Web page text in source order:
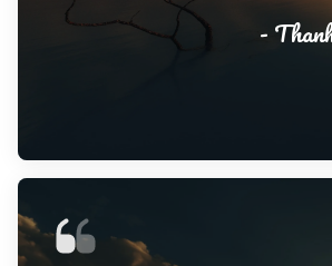
-